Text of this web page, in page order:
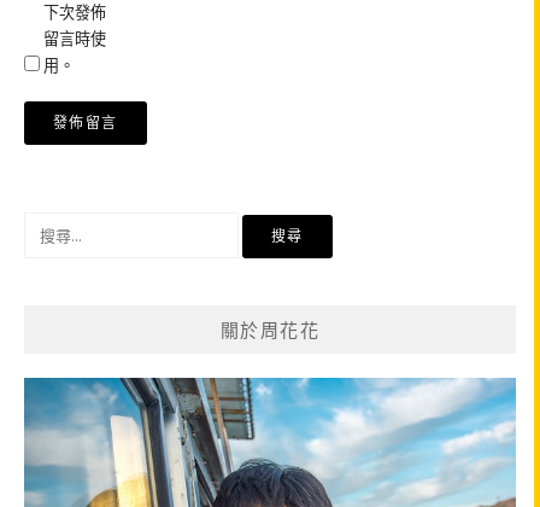
下次發佈
留言時使
用。
關於周花花